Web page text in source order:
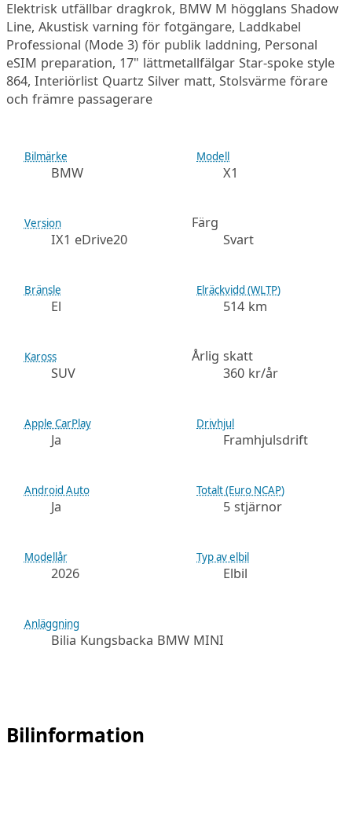
Elektrisk utfällbar dragkrok, BMW M högglans Shadow
Line, Akustisk varning för fotgängare, Laddkabel
Professional (Mode 3) för publik laddning, Personal
eSIM preparation, 17" lättmetallfälgar Star-spoke style
864, Interiörlist Quartz Silver matt, Stolsvärme förare
och främre passagerare
Bilmärke
BMW
Modell
X1
Version
IX1 eDrive20
Färg
Svart
Bränsle
El
Elräckvidd (WLTP)
514 km
Kaross
SUV
Årlig skatt
360 kr/år
Apple CarPlay
Ja
Drivhjul
Framhjulsdrift
Android Auto
Ja
Totalt (Euro NCAP)
5 stjärnor
Modellår
2026
Typ av elbil
Elbil
Anläggning
Bilia Kungsbacka BMW MINI
Bilinformation